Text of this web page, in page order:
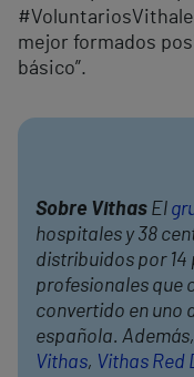
mejor formados
básico”.
Sobre Vithas El
hospitales y 38
distribuidos por 14
profesionales que
convertido en uno
española.
Vithas, Vithas Red